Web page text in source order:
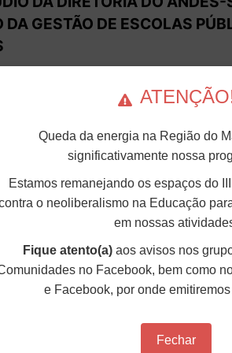
DA GESTÃO DE ESCOLAS
Nacional dos Docentes das
seu mais veemente repúdio
março de 2026, na B3, que definiu a
e serviços de 95 escolas p&uac...
DA DIRETORIA DO ANDES-
no último período, as
mulheres no país. Infelizmente,
também ocorrem no âmbito da
ANDES-SN te...
DA DIRETORIA DO ANDES-SN
Queda da energia na Região do
significativamente nossa
Estamos remanejando os espaços do
o neoliberalismo na Educação
em nossas
Fique atento(a) aos avisos nos
no Facebook, bem como
e Facebook, por onde
Fechar